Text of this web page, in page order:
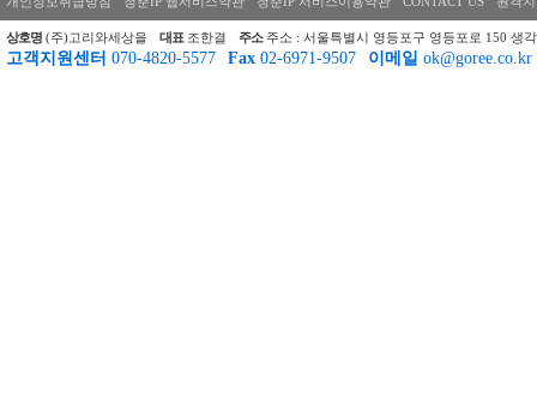
상호명 (주)고리와세상을 대표 조한결 주소 주소 : 서울특별시 영등포구 영등포로 150 생
고객지원센터 070-4820-5577 Fax 02-6971-9507 이메일 ok@goree.co.kr